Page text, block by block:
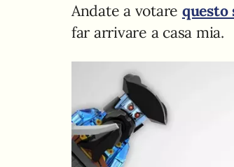
Andate a votare questo
far arrivare a casa mia.